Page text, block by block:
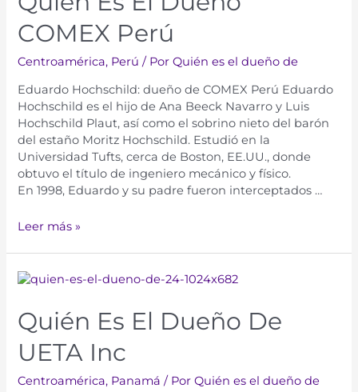
COMEX Perú
Centroamérica, Perú / PorQuién es el dueño de
Eduardo Hochschild: dueño de COMEX Perú Eduardo
Hochschild es el hijo de Ana Beeck Navarro y Luis
Hochschild Plaut, así como el sobrino nieto del barón
del estaño Moritz Hochschild. Estudió en la
Universidad Tufts, cerca de Boston, EE.UU., donde
obtuvo el título de ingeniero mecánico y físico.
En 1998, Eduardo y su padre fueron interceptados …
Leer más »
Quién Es El Dueño De
UETA Inc
Centroamérica, Panamá / PorQuién es el dueño de